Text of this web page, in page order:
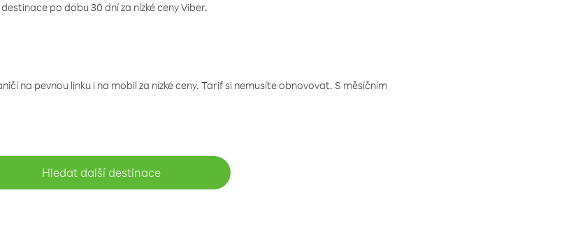
po dobu 30 dní za nízké ceny Viber.
na pevnou linku i na mobil za nízké ceny. Tarif si nemusíte obnovovat. S měsíčním
Hledat další destinace